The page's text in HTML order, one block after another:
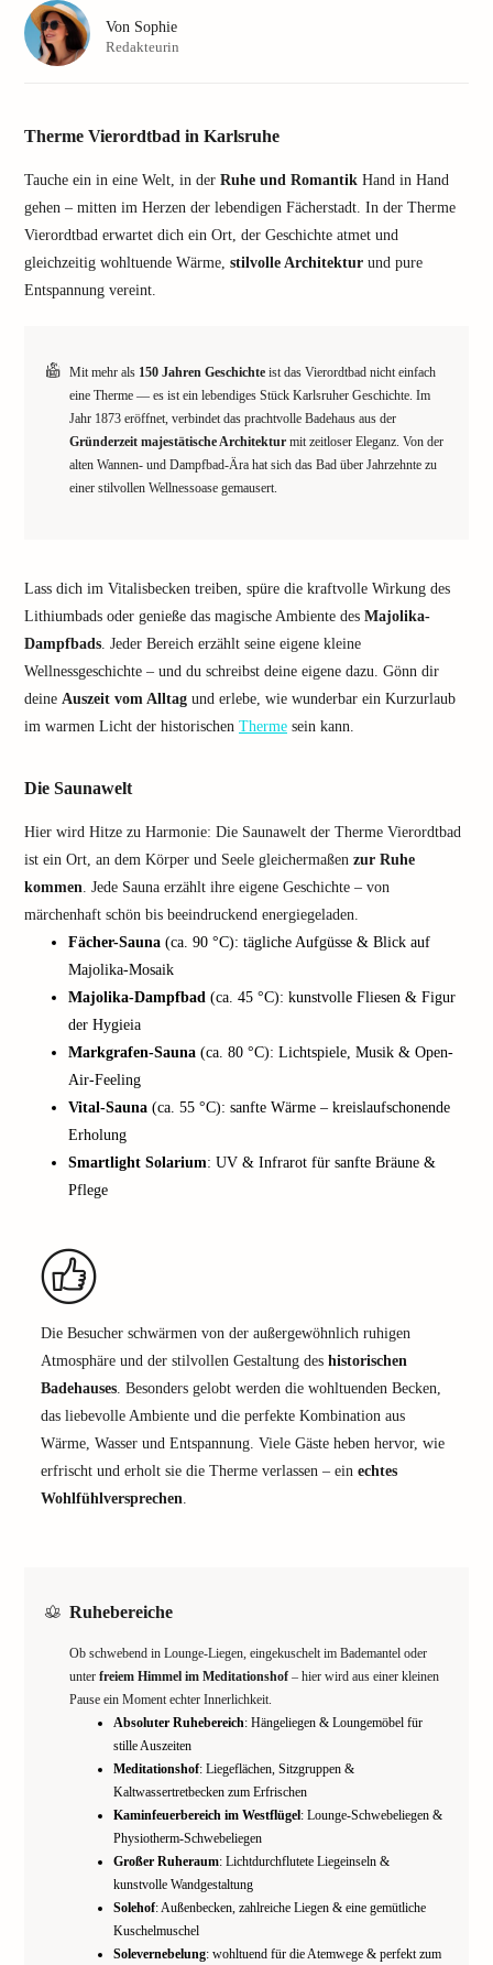
Therme Vierordtbad in Karlsruhe
Tauche ein in eine Welt, in der Ruhe und Romantik Hand in Hand
gehen – mitten im Herzen der lebendigen Fächerstadt. In der Therme
Vierordtbad erwartet dich ein Ort, der Geschichte atmet und
gleichzeitig wohltuende Wärme, stilvolle Architektur und pure
Entspannung vereint.
Mit mehr als 150 Jahren Geschichte ist das Vierordtbad nicht einfach
eine Therme — es ist ein lebendiges Stück Karlsruher Geschichte. Im
Jahr 1873 eröffnet, verbindet das prachtvolle Badehaus aus der
Gründerzeit majestätische Architektur mit zeitloser Eleganz. Von der
alten Wannen- und Dampfbad-Ära hat sich das Bad über Jahrzehnte zu
einer stilvollen Wellnessoase gemausert.
Lass dich im Vitalisbecken treiben, spüre die kraftvolle Wirkung des
Lithiumbads oder genieße das magische Ambiente des Majolika-
Dampfbads. Jeder Bereich erzählt seine eigene kleine
Wellnessgeschichte – und du schreibst deine eigene dazu. Gönn dir
deine Auszeit vom Alltag und erlebe, wie wunderbar ein Kurzurlaub
im warmen Licht der historischen Therme sein kann.
Die Saunawelt
Hier wird Hitze zu Harmonie: Die Saunawelt der Therme Vierordtbad
ist ein Ort, an dem Körper und Seele gleichermaßen zur Ruhe
kommen. Jede Sauna erzählt ihre eigene Geschichte – von
märchenhaft schön bis beeindruckend energiegeladen.
Fächer-Sauna (ca. 90 °C): tägliche Aufgüsse & Blick auf
Majolika-Mosaik
Majolika-Dampfbad (ca. 45 °C): kunstvolle Fliesen & Figur
der Hygieia
Markgrafen-Sauna (ca. 80 °C): Lichtspiele, Musik & Open-
Air-Feeling
Vital-Sauna (ca. 55 °C): sanfte Wärme – kreislaufschonende
Erholung
Smartlight Solarium: UV & Infrarot für sanfte Bräune &
Pflege
Die Besucher schwärmen von der außergewöhnlich ruhigen
Atmosphäre und der stilvollen Gestaltung des historischen
Badehauses. Besonders gelobt werden die wohltuenden Becken,
das liebevolle Ambiente und die perfekte Kombination aus
Wärme, Wasser und Entspannung. Viele Gäste heben hervor, wie
erfrischt und erholt sie die Therme verlassen – ein echtes
Wohlfühlversprechen.
Ruhebereiche
Ob schwebend in Lounge-Liegen, eingekuschelt im Bademantel oder
unter freiem Himmel im Meditationshof – hier wird aus einer kleinen
Pause ein Moment echter Innerlichkeit.
Absoluter Ruhebereich: Hängeliegen & Loungemöbel für
stille Auszeiten
Meditationshof: Liegeflächen, Sitzgruppen &
Kaltwassertretbecken zum Erfrischen
Kaminfeuerbereich im Westflügel: Lounge-Schwebeliegen &
Physiotherm-Schwebeliegen
Großer Ruheraum: Lichtdurchflutete Liegeinseln &
kunstvolle Wandgestaltung
Solehof: Außenbecken, zahlreiche Liegen & eine gemütliche
Kuschelmuschel
Solevernebelung: wohltuend für die Atemwege & perfekt zum
Von Sophie
Redakteurin